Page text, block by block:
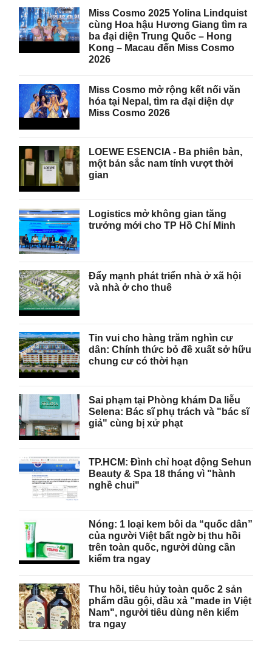
Miss Cosmo 2025 Yolina Lindquist
cùng Hoa hậu Hương Giang tìm ra
ba đại diện Trung Quốc – Hong
Kong – Macau đến Miss Cosmo
2026
Miss Cosmo mở rộng kết nối văn
hóa tại Nepal, tìm ra đại diện dự
Miss Cosmo 2026
LOEWE ESENCIA - Ba phiên bản,
một bản sắc nam tính vượt thời
gian
Logistics mở không gian tăng
trưởng mới cho TP Hồ Chí Minh
Đẩy mạnh phát triển nhà ở xã hội
và nhà ở cho thuê
Tin vui cho hàng trăm nghìn cư
dân: Chính thức bỏ đề xuất sở hữu
chung cư có thời hạn
Sai phạm tại Phòng khám Da liễu
Selena: Bác sĩ phụ trách và "bác sĩ
giả" cùng bị xử phạt
TP.HCM: Đình chỉ hoạt động Sehun
Beauty & Spa 18 tháng vì "hành
nghề chui"
Nóng: 1 loại kem bôi da “quốc dân”
của người Việt bất ngờ bị thu hồi
trên toàn quốc, người dùng cần
kiểm tra ngay
Thu hồi, tiêu hủy toàn quốc 2 sản
phẩm dầu gội, dầu xả "made in Việt
Nam", người tiêu dùng nên kiểm
tra ngay